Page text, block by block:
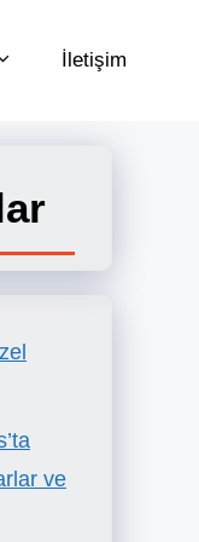
İletişim
ve